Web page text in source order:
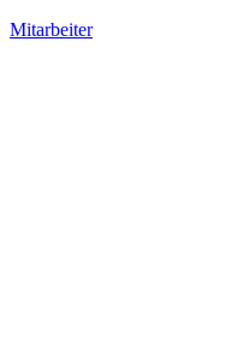
Mitarbeiter